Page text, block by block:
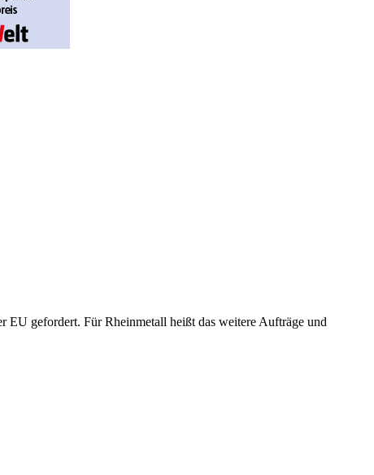
EU gefordert. Für Rheinmetall heißt das weitere Aufträge und